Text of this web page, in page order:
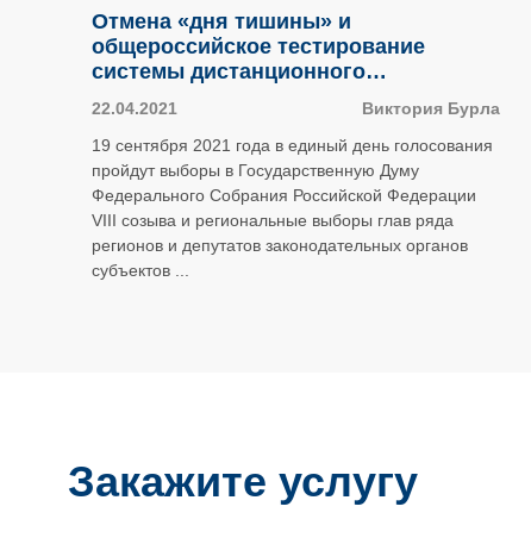
Отмена «дня тишины» и
общероссийское тестирование
системы дистанционного
Россия готовится к выборам – 2021
22.04.2021
Виктория Бурла
19 сентября 2021 года в единый день голосования
пройдут выборы в Государственную Думу
Федерального Собрания Российской Федерации
VIII созыва и региональные выборы глав ряда
регионов и депутатов законодательных органов
субъектов ...
Закажите услугу